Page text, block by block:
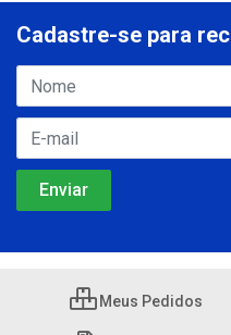
Cadastre-se para
Meus Pedidos